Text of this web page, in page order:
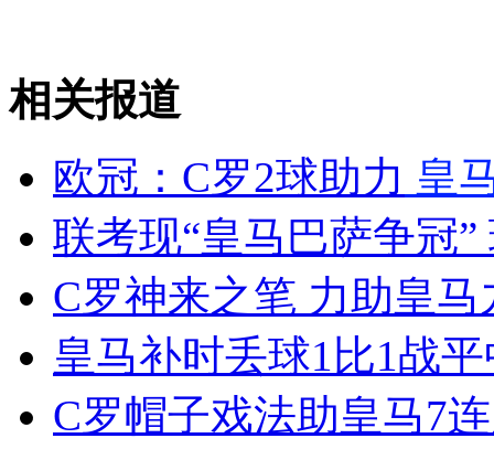
进口红酒到岸15块 卖五百多
山西运城恶犬咬伤多人 警民合力深夜将其击毙
女孩北京地铁殴打老人 痛下狠手拳打脚踢
无痛分娩是否安全 医生回应
外交部：反对强权政治霸凌主义
相关报道
欧冠：C罗2球助力 皇
联考现“皇马巴萨争冠
C罗神来之笔 力助皇马
皇马补时丢球1比1战
C罗帽子戏法助皇马7